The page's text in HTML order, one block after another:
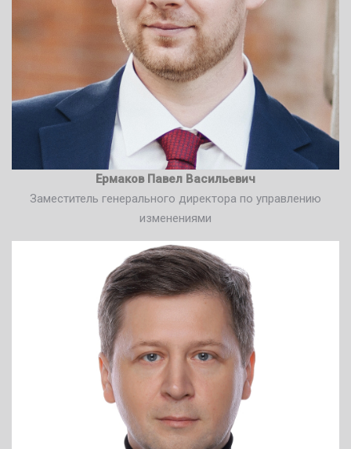
Ермаков Павел Васильевич
Заместитель генерального директора по управлению
изменениями